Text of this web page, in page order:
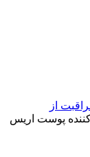
از
پوست اریس